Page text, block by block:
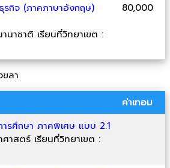
รกิจ (ภาคภาษาอังกฤษ)
นาชาติ เรียนที่วิทยาเขต :
80,000
ลา
ค่าเทอม
ารศึกษา ภาคพิเศษ แบบ 2.1
าสตร์ เรียนที่วิทยาเขต :